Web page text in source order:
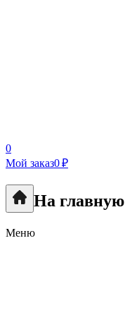
0
Мой заказ0 ₽
На главную
Меню